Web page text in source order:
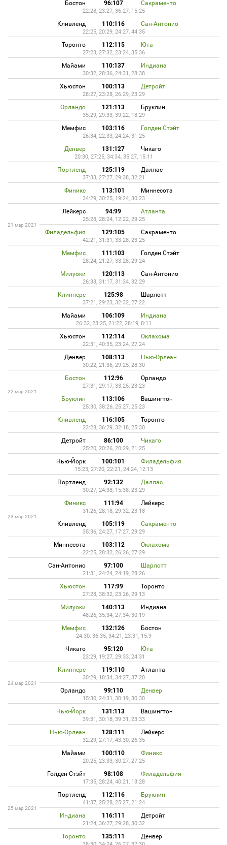
Бостон 96:107 Сакраменто
22:28, 23:27, 36:27, 15:25
Кливленд 110:116 Сан-Антонио
22:25, 20:29, 24:27, 44:35
Торонто 112:115 Юта
27:23, 27:32, 23:24, 35:36
Майами 110:137 Индиана
30:32, 28:36, 24:31, 28:38
Хьюстон 100:113 Детройт
28:27, 23:28, 26:29, 23:29
Орландо 121:113 Бруклин
35:29, 29:33, 39:22, 18:29
Мемфис 103:116 Голден Стэйт
26:34, 22:33, 24:24, 31:25
Денвер 131:127 Чикаго
20:30, 27:25, 34:34, 35:27, 15:11
Портленд 125:119 Даллас
37:33, 27:27, 29:38, 32:21
Финикс 113:101 Миннесота
34:29, 30:25, 19:24, 30:23
Лейкерс 94:99 Атланта
25:28, 28:24, 12:22, 29:25
21 мар 2021
Филадельфия 129:105 Сакраменто
42:21, 31:31, 33:28, 23:25
Мемфис 111:103 Голден Стэйт
28:24, 21:27, 33:28, 29:24
Милуоки 120:113 Сан-Антонио
26:33, 31:17, 31:34, 32:29
Клипперс 125:98 Шарлотт
37:21, 29:23, 32:32, 27:22
Майами 106:109 Индиана
26:32, 23:25, 21:22, 28:19, 8:11
Хьюстон 112:114 Оклахома
22:31, 40:35, 23:24, 27:24
Денвер 108:113 Нью-Орлеан
30:22, 21:36, 29:25, 28:30
Бостон 112:96 Орландо
27:31, 29:17, 33:25, 23:23
22 мар 2021
Бруклин 113:106 Вашингтон
25:30, 38:26, 25:27, 25:23
Кливленд 116:105 Торонто
23:28, 36:29, 32:18, 25:30
Детройт 86:100 Чикаго
25:20, 20:26, 20:29, 21:25
Нью-Йорк 100:101 Филадельфия
15:23, 27:20, 22:21, 24:24, 12:13
Портленд 92:132 Даллас
30:27, 24:38, 15:38, 23:29
Финикс 111:94 Лейкерс
31:26, 28:18, 29:32, 23:18
23 мар 2021
Кливленд 105:119 Сакраменто
35:36, 24:27, 17:27, 29:29
Миннесота 103:112 Оклахома
22:25, 28:32, 26:26, 27:29
Сан-Антонио 97:100 Шарлотт
21:31, 24:24, 24:19, 28:26
Хьюстон 117:99 Торонто
27:28, 38:32, 23:26, 29:13
Милуоки 140:113 Индиана
48:26, 35:34, 27:34, 30:19
Мемфис 132:126 Бостон
24:30, 36:35, 34:21, 23:31, 15:9
Чикаго 95:120 Юта
23:29, 19:27, 29:33, 24:31
Клипперс 119:110 Атланта
30:29, 18:34, 34:27, 37:20
24 мар 2021
Орландо 99:110 Денвер
15:30, 24:31, 30:19, 30:30
Нью-Йорк 131:113 Вашингтон
39:31, 30:18, 39:31, 23:33
Нью-Орлеан 128:111 Лейкерс
32:29, 27:17, 43:30, 26:35
Майами 100:110 Финикс
20:25, 23:33, 30:27, 27:25
Голден Стэйт 98:108 Филадельфия
17:35, 28:24, 40:21, 13:28
Портленд 112:116 Бруклин
41:37, 25:28, 25:27, 21:24
25 мар 2021
Индиана 116:111 Детройт
21:24, 36:27, 29:28, 30:32
Торонто 135:111 Денвер